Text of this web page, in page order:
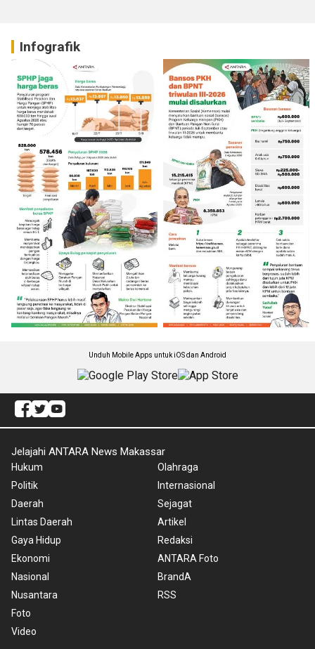
Infografik
Unduh Mobile Apps untuk iOS dan Android
Jelajahi ANTARA News Makassar
Hukum
Politik
Daerah
Lintas Daerah
Gaya Hidup
Ekonomi
Nasional
Nusantara
Foto
Video
Olahraga
Internasional
Sejagat
Artikel
Redaksi
ANTARA Foto
BrandA
RSS